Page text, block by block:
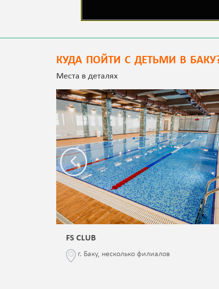
КУДА ПОЙТИ С ДЕТЬМИ В
Места в деталях
FS CLUB
г. Баку, несколько филиалов